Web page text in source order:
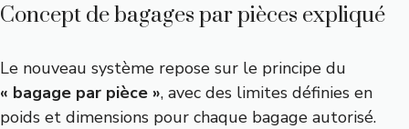
Concept de bagages par pièces expliqué
Le nouveau système repose sur le principe du
« bagage par pièce », avec des limites définies en
poids et dimensions pour chaque bagage autorisé.